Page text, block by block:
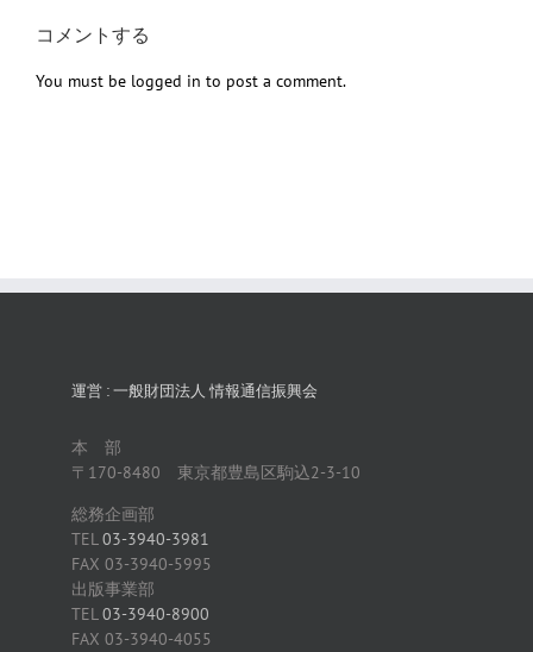
コメントする
You must be logged in to post a comment.
運営 : 一般財団法人 情報通信振興会
本 部
〒170-8480 東京都豊島区駒込2-3-10
総務企画部
TEL03-3940-3981
FAX 03-3940-5995
出版事業部
TEL03-3940-8900
FAX 03-3940-4055